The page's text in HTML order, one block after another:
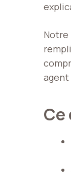
Notre
agent
Ce